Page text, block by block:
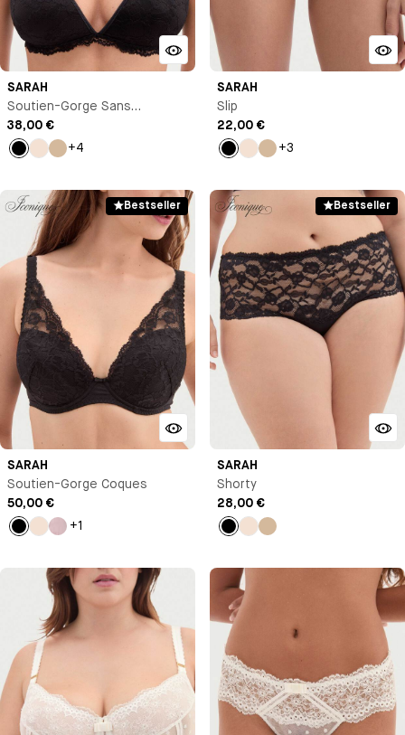
SARAH
Soutien-Gorge Sans
Armature
38,00 €
+4
SARAH
Slip
22,00 €
+3
Bestseller
SARAH
Soutien-Gorge Coques
50,00 €
+1
Bestseller
SARAH
Shorty
28,00 €